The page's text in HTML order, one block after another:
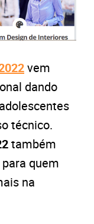
vem
dando
técnico.
também
quem
na